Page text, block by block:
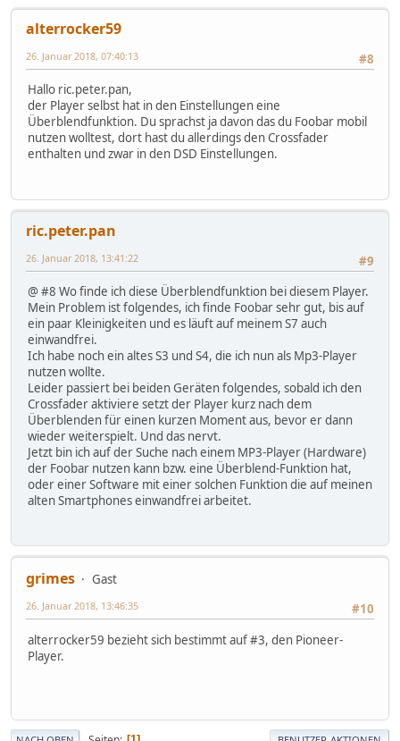
alterrocker59
#8
26. Januar 2018, 07:40:13
Hallo ric.peter.pan,
der Player selbst hat in den Einstellungen eine
Überblendfunktion. Du sprachst ja davon das du Foobar mobil
nutzen wolltest, dort hast du allerdings den Crossfader
enthalten und zwar in den DSD Einstellungen.
ric.peter.pan
#9
26. Januar 2018, 13:41:22
@ #8 Wo finde ich diese Überblendfunktion bei diesem Player.
Mein Problem ist folgendes, ich finde Foobar sehr gut, bis auf
ein paar Kleinigkeiten und es läuft auf meinem S7 auch
einwandfrei.
Ich habe noch ein altes S3 und S4, die ich nun als Mp3-Player
nutzen wollte.
Leider passiert bei beiden Geräten folgendes, sobald ich den
Crossfader aktiviere setzt der Player kurz nach dem
Überblenden für einen kurzen Moment aus, bevor er dann
wieder weiterspielt. Und das nervt.
Jetzt bin ich auf der Suche nach einem MP3-Player (Hardware)
der Foobar nutzen kann bzw. eine Überblend-Funktion hat,
oder einer Software mit einer solchen Funktion die auf meinen
alten Smartphones einwandfrei arbeitet.
grimes
Gast
#10
26. Januar 2018, 13:46:35
alterrocker59 bezieht sich bestimmt auf #3, den Pioneer-
Player.